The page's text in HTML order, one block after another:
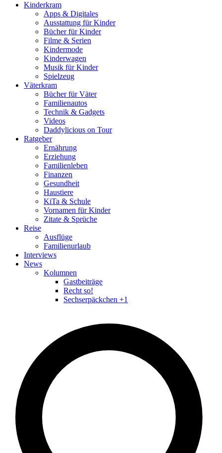
Kinderkram
Apps & Digitales
Ausstattung für Kinder
Bücher für Kinder
Filme & Serien
Kindermode
Kinderwagen
Musik für Kinder
Spielzeug
Väterkram
Bücher für Väter
Familienautos
Technik & Gadgets
Videos
Daddylicious on Tour
Ratgeber
Ernährung
Erziehung
Familienleben
Finanzen
Gesundheit
Haustiere
KiTa & Schule
Vornamen für Kinder
Zitate & Sprüche
Reise
Ausflüge
Familienurlaub
Interviews
News
Kolumnen
Gastbeiträge
Recht so!
Sechserpäckchen +1